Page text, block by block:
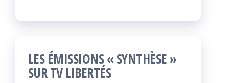
LES ÉMISSIONS « SYNTHÈSE »
SUR TV LIBERTÉS